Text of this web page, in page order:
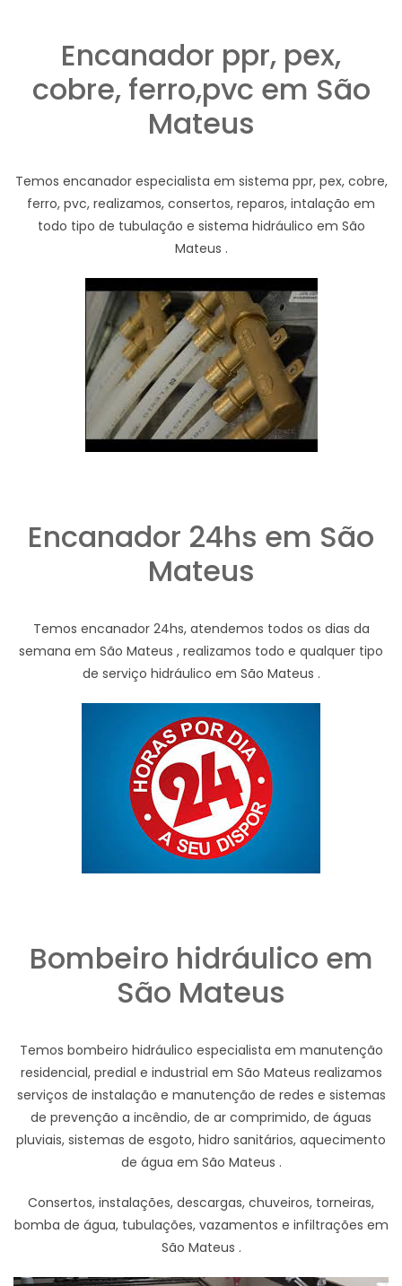
Encanador ppr, pex,
cobre, ferro,pvc em São
Mateus
Temos encanador especialista em sistema ppr, pex, cobre,
ferro, pvc, realizamos, consertos, reparos, intalação em
todo tipo de tubulação e sistema hidráulico em São
Mateus .
Encanador 24hs em São
Mateus
Temos encanador 24hs, atendemos todos os dias da
semana em São Mateus , realizamos todo e qualquer tipo
de serviço hidráulico em São Mateus .
Bombeiro hidráulico em
São Mateus
Temos bombeiro hidráulico especialista em manutenção
residencial, predial e industrial em São Mateus realizamos
serviços de instalação e manutenção de redes e sistemas
de prevenção a incêndio, de ar comprimido, de águas
pluviais, sistemas de esgoto, hidro sanitários, aquecimento
de água em São Mateus .
Consertos, instalações, descargas, chuveiros, torneiras,
bomba de água, tubulações, vazamentos e infiltrações em
São Mateus .